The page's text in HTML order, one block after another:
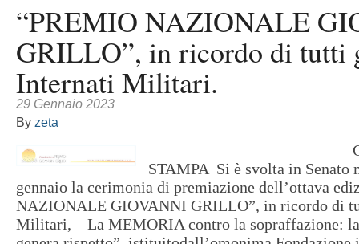
“PREMIO NAZIONALE
GRILLO”, in ricordo di tutti
Internati Militari.
29 Gennaio 2023
By zeta
STAMPA Si è svolta in Senato
gennaio la cerimonia di premiazione dell’ottava
NAZIONALE GIOVANNI GRILLO”, in ricordo di
Militari, – La MEMORIA contro la sopraffazione: la